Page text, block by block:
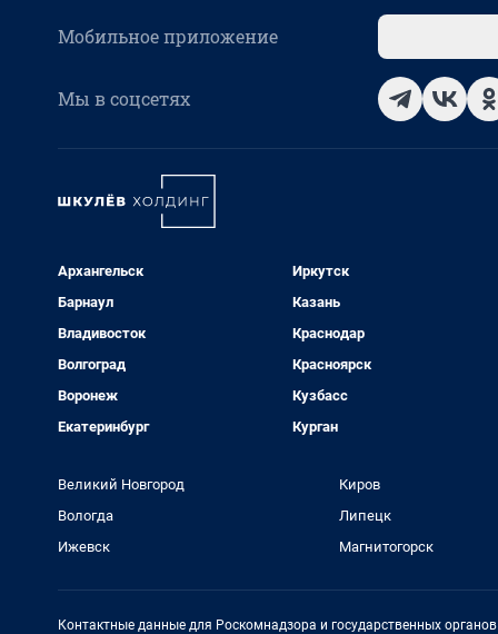
Мобильное приложение
Мы в соцсетях
Архангельск
Барнаул
Владивосток
Волгоград
Воронеж
Екатеринбург
Иркутск
Казань
Краснодар
Красноярск
Кузбасс
Курган
Великий Новгород
Вологда
Ижевск
Киров
Липецк
Магнитогорск
Контактные данные для Роскомнадзора и государственных органов